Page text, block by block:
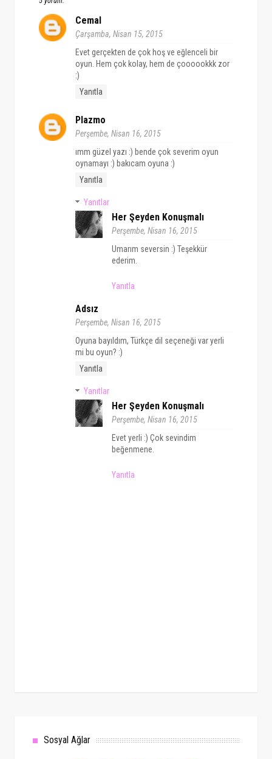
Cemal
Çarşamba, Nisan 15, 2015
Evet gerçekten de çok hoş ve eğlenceli bir
oyun. Hem çok kolay, hem de çoooookkk zor
:)
Yanıtla
Plazmo
Perşembe, Nisan 16, 2015
ımm güzel yazı :) bende çok severim oyun
oynamayı :) bakıcam oyuna :)
Yanıtla
Yanıtlar
Her Şeyden Konuşmalı
Perşembe, Nisan 16, 2015
Umarım seversin :) Teşekkür
ederim.
Yanıtla
Adsız
Perşembe, Nisan 16, 2015
Oyuna bayıldım, Türkçe dil seçeneği var yerli
mi bu oyun? :)
Yanıtla
Yanıtlar
Her Şeyden Konuşmalı
Perşembe, Nisan 16, 2015
Evet yerli :) Çok sevindim
beğenmene.
Yanıtla
Sosyal Ağlar